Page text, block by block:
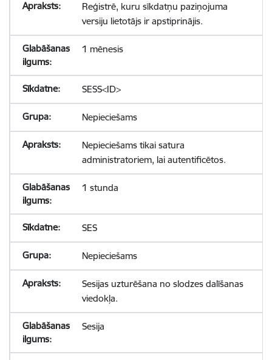
Reģistrē, kuru sīkdatņu paziņojuma
versiju lietotājs ir apstiprinājis.
1 mēnesis
SESS<ID>
Nepieciešams
Nepieciešams tikai satura
administratoriem, lai autentificētos.
1 stunda
SES
Nepieciešams
Sesijas uzturēšana no slodzes dalīšanas
viedokļa.
Sesija